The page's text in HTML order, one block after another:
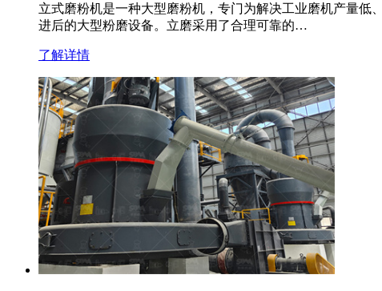
立式磨粉机是一种大型磨粉机，专门为解决工业磨机产量
进后的大型粉磨设备。立磨采用了合理可靠的…
了解详情